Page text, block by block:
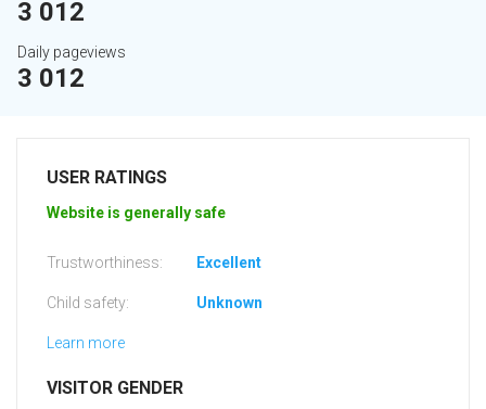
3 012
Daily pageviews
3 012
USER RATINGS
Website is generally safe
Trustworthiness: Excellent
Child safety: Unknown
Learn more
VISITOR GENDER